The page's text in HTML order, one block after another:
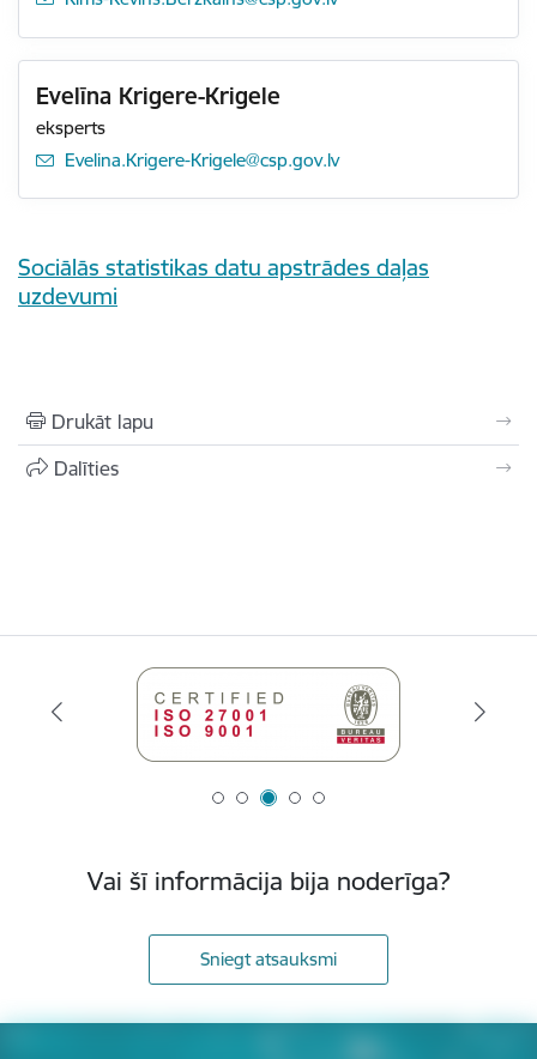
Evelīna Krigere-Krigele
eksperts
E-pasts:
Evelina.Krigere-Krigele@csp.gov.lv
Sociālās statistikas datu apstrādes daļas
uzdevumi
Drukāt lapu
Dalīties
Vai šī informācija bija noderīga?
Sniegt atsauksmi